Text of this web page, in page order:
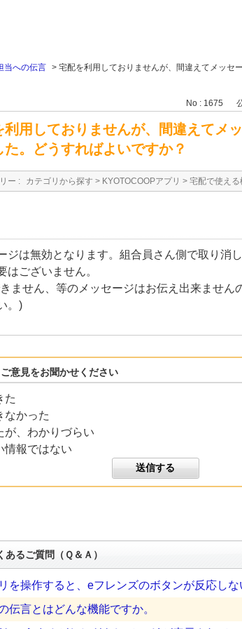
当への伝言 > 宅配を利用しておりませんが、間違えてメッセ
No : 1675
利用しておりませんが、間違えてメ
た。どうすればよいですか？
ー : カテゴリから探す > KYOTOCOOPアプリ > 宅配で使える
ジは無効となります。組合員さん側で取り消
はございません。
ません、等のメッセージはお伝え出来ません
。)
意見をお聞かせください
た
なかった
が、わかりづらい
情報ではない
あるご質問（Ｑ＆Ａ）
を操作すると、eフレンズのボタンが反応しな
伝言とはどんな機能ですか。